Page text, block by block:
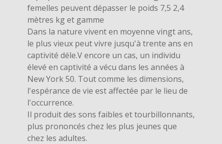
femelles peuvent dépasser le poids 7,5 2,4
mètres kg et gamme
Dans la nature vivent en moyenne vingt ans,
le plus vieux peut vivre jusqu'à trente ans en
captivité déle.V encore un cas, un individu
élevé en captivité a vécu dans les années à
New York 50. Tout comme les dimensions,
l'espérance de vie est affectée par le lieu de
l'occurrence.
Il produit des sons faibles et tourbillonnants,
plus prononcés chez les plus jeunes que
chez les adultes.